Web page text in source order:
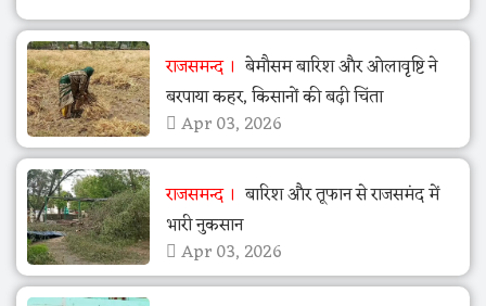
राजसमन्द
बेमौसम बारिश और ओलावृष्टि ने
बरपाया कहर, किसानों की बढ़ी चिंता
Apr 03, 2026
राजसमन्द
बारिश और तूफान से राजसमंद में
भारी नुकसान
Apr 03, 2026